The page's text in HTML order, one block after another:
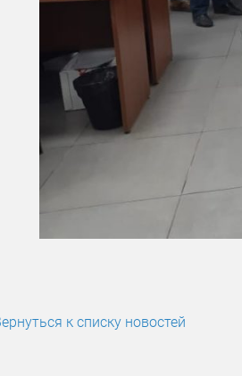
к списку новостей